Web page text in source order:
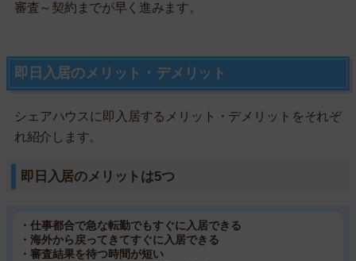
審査～契約までが早く進みます。
即日入居のメリット・デメリット
シェアハウスに即入居するメリット・デメリットをそれぞ
れ紹介します。
即日入居のメリットは5つ
・仕事都合で急な転勤でもすぐに入居できる
・海外から戻ってきてすぐに入居できる
・審査結果を待つ時間が短い